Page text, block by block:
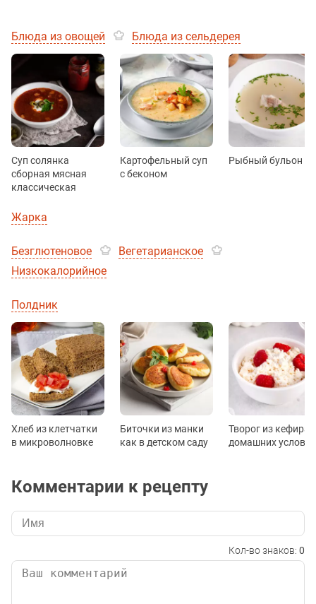
Блюда из овощей Блюда из сельдерея
Суп солянка
сборная мясная
классическая
Картофельный суп
с беконом
Рыбный бульон
Жарка
Безглютеновое
Вегетарианское
Низкокалорийное
Полдник
Хлеб из клетчатки
в микроволновке
Биточки из манки
как в детском саду
Творог из кефира
домашних
Комментарии к рецепту
Кол-во знаков: 0